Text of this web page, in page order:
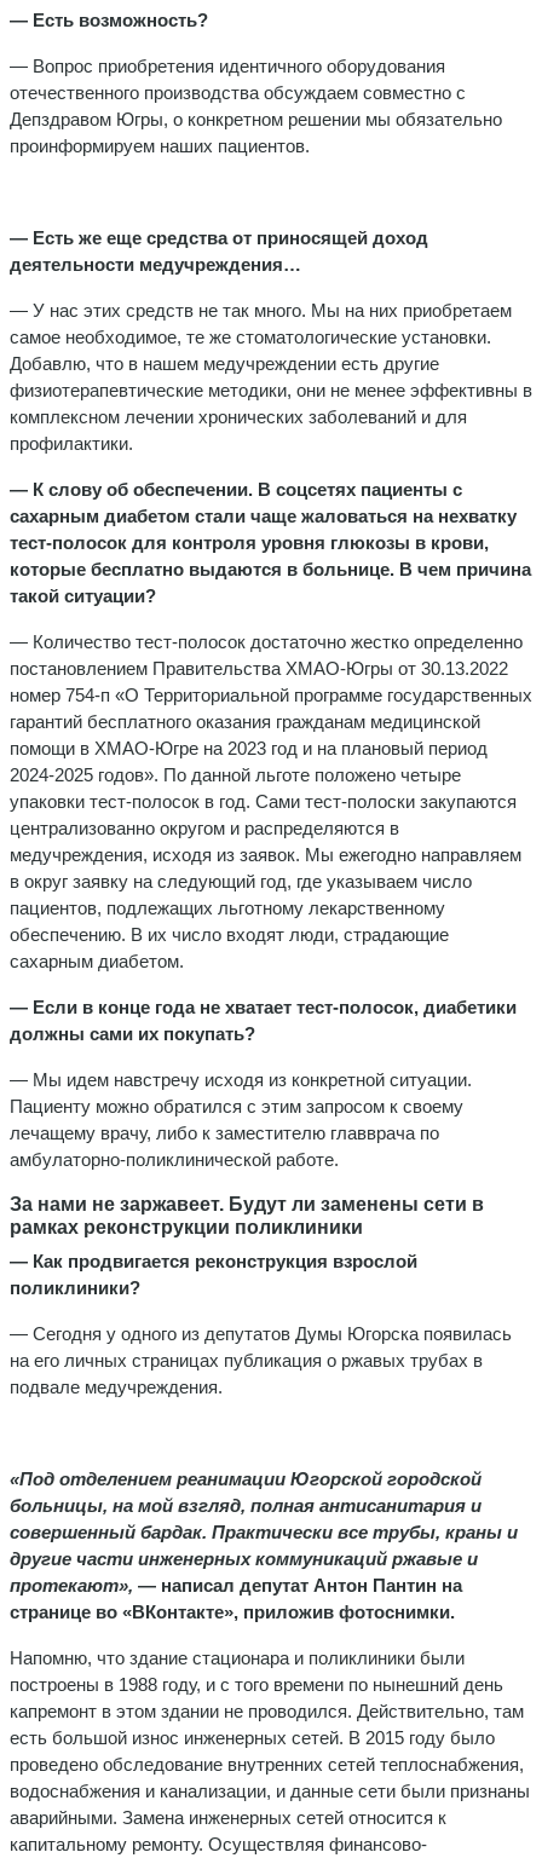
— Есть возможность?
— Вопрос приобретения идентичного оборудования
отечественного производства обсуждаем совместно с
Депздравом Югры, о конкретном решении мы обязательно
проинформируем наших пациентов.
— Есть же еще средства от приносящей доход
деятельности медучреждения…
— У нас этих средств не так много. Мы на них приобретаем
самое необходимое, те же стоматологические установки.
Добавлю, что в нашем медучреждении есть другие
физиотерапевтические методики, они не менее эффективны в
комплексном лечении хронических заболеваний и для
профилактики.
— К слову об обеспечении. В соцсетях пациенты с
сахарным диабетом стали чаще жаловаться на нехватку
тест-полосок для контроля уровня глюкозы в крови,
которые бесплатно выдаются в больнице. В чем причина
такой ситуации?
— Количество тест-полосок достаточно жестко определенно
постановлением Правительства ХМАО-Югры от 30.13.2022
номер 754-п «О Территориальной программе государственных
гарантий бесплатного оказания гражданам медицинской
помощи в ХМАО-Югре на 2023 год и на плановый период
2024-2025 годов». По данной льготе положено четыре
упаковки тест-полосок в год. Сами тест-полоски закупаются
централизованно округом и распределяются в
медучреждения, исходя из заявок. Мы ежегодно направляем
в округ заявку на следующий год, где указываем число
пациентов, подлежащих льготному лекарственному
обеспечению. В их число входят люди, страдающие
сахарным диабетом.
— Если в конце года не хватает тест-полосок, диабетики
должны сами их покупать?
— Мы идем навстречу исходя из конкретной ситуации.
Пациенту можно обратился с этим запросом к своему
лечащему врачу, либо к заместителю главврача по
амбулаторно-поликлинической работе.
За нами не заржавеет. Будут ли заменены сети в
рамках реконструкции поликлиники
— Как продвигается реконструкция взрослой
поликлиники?
— Сегодня у одного из депутатов Думы Югорска появилась
на его личных страницах публикация о ржавых трубах в
подвале медучреждения.
«Под отделением реанимации Югорской городской
больницы, на мой взгляд, полная антисанитария и
совершенный бардак. Практически все трубы, краны и
другие части инженерных коммуникаций ржавые и
протекают», — написал депутат Антон Пантин на
странице во «ВКонтакте», приложив фотоснимки.
Напомню, что здание стационара и поликлиники были
построены в 1988 году, и с того времени по нынешний день
капремонт в этом здании не проводился. Действительно, там
есть большой износ инженерных сетей. В 2015 году было
проведено обследование внутренних сетей теплоснабжения,
водоснабжения и канализации, и данные сети были признаны
аварийными. Замена инженерных сетей относится к
капитальному ремонту. Осуществляя финансово-